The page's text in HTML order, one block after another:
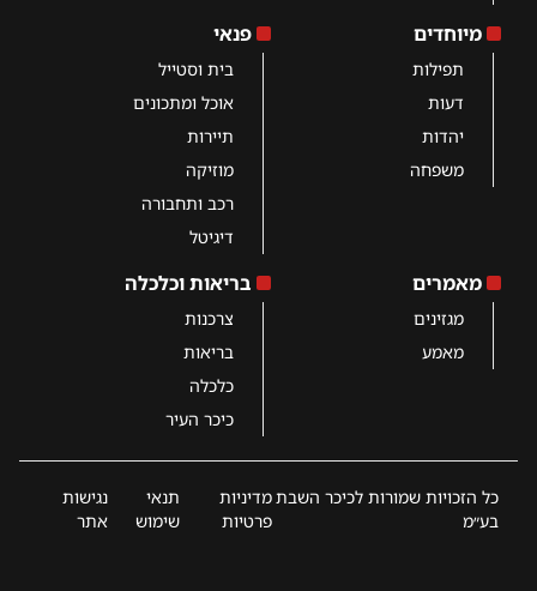
מיוחדים
תפילות
דעות
יהדות
משפחה
פנאי
בית וסטייל
אוכל ומתכונים
תיירות
מוזיקה
רכב ותחבורה
דיגיטל
מאמרים
מגזינים
מאמע
בריאות וכלכלה
צרכנות
בריאות
כלכלה
כיכר העיר
כל הזכויות שמורות לכיכר השבת
בע״מ
מדיניות
פרטיות
תנאי
שימוש
נגישות
אתר